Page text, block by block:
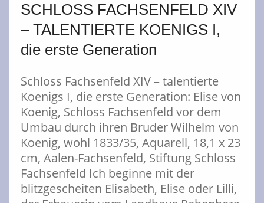
SCHLOSS FACHSENFELD XIV
– TALENTIERTE KOENIGS I,
die erste Generation
Schloss Fachsenfeld XIV – talentierte
Koenigs I, die erste Generation: Elise von
Koenig, Schloss Fachsenfeld vor dem
Umbau durch ihren Bruder Wilhelm von
Koenig, wohl 1833/35, Aquarell, 18,1 x 23
cm, Aalen-Fachsenfeld, Stiftung Schloss
Fachsenfeld Ich beginne mit der
blitzgescheiten Elisabeth, Elise oder Lilli,